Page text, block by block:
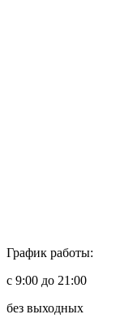
График работы:
с 9:00 до 21:00
без выходных